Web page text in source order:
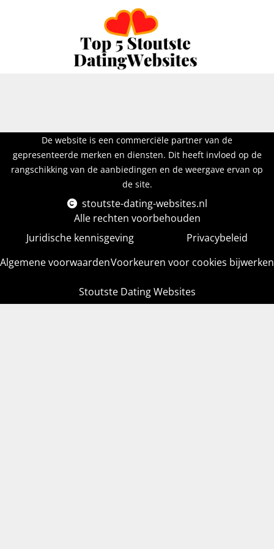
De website is een commerciële partner van de
gepresenteerde merken en diensten. Dit heeft invloed op de
rangschikking van de aanbiedingen en de weergave ervan op
de site.
stoutste-dating-websites.nl
Alle rechten voorbehouden
Juridische kennisgeving
Privacybeleid
Algemene voorwaardenVoorkeuren voor cookies bijwerken
Stoutste Dating Websites